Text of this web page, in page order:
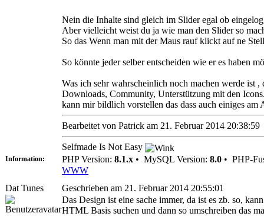
Nein die Inhalte sind gleich im Slider egal ob
Aber vielleicht weist du ja wie man den Slider so
So das Wenn man mit der Maus rauf klickt auf ne
So könnte jeder selber entscheiden wie er es haben
Was ich sehr wahrscheinlich noch machen werde ist
Downloads, Community, Unterstützung mit den
kann mir bildlich vorstellen das dass auch einiges am
Bearbeitet von Patrick am 21. Februar 2014 20:38:59
Selfmade Is Not Easy
Information: PHP Version: 8.1.x • MySQL Version: 8.0 • PHP-
WWW
Dat Tunes
Geschrieben am 21. Februar 2014 20:55:01
Das Design ist eine sache immer, da ist es zb. so,
HTML Basis suchen und dann so umschreiben das